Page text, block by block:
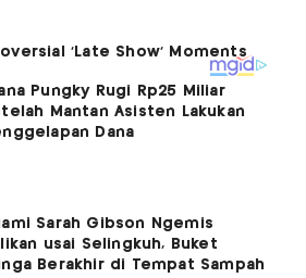
Pungky Rugi Rp25 Miliar
Mantan Asisten Lakukan
Dana
Sarah Gibson Ngemis
usai Selingkuh, Buket
Berakhir di Tempat Sampah